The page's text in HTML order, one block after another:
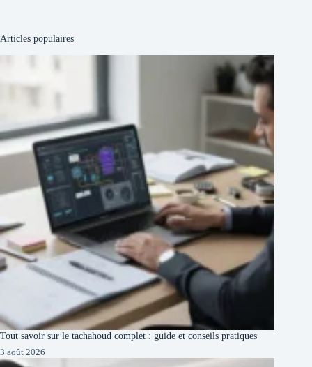
Articles populaires
Tout savoir sur le tachahoud complet : guide et conseils pratiques
3 août 2026